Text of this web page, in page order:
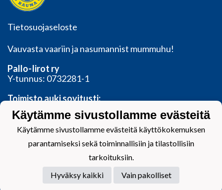
Tietosuojaseloste
Vauvasta vaariin ja nasumannist mummuhu!
Pallo-Iirot ry
Y-tunnus: 0732281-1
Toimisto auki sovitusti:
Valtakatu 11, 26100 Rauma
toimisto@palloiirot.fi
Powered by
Käytämme sivustollamme evästeitä
Käytämme sivustollamme evästeitä käyttökokemuksen
parantamiseksi sekä toiminnallisiin ja tilastollisiin
tarkoituksiin.
Hyväksy kaikki
Vain pakolliset